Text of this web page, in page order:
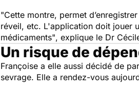
"Cette montre, permet
réveil, etc. L'application doit jouer
médicaments", explique le Dr
Un risque de
Françoise a elle aussi décidé de
sevrage. Elle a rendez-vous